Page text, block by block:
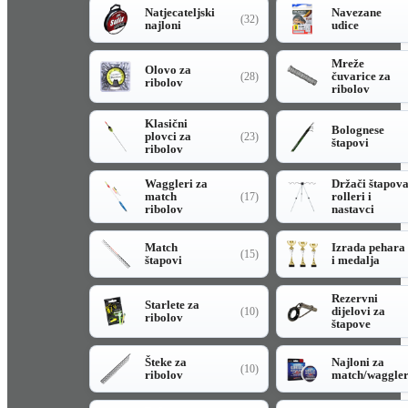
Natjecateljski
najloni
(32)
Navezane
udice
Olovo za
ribolov
(28)
Mreže
čuvarice za
ribolov
Klasični
plovci za
ribolov
(23)
Bolognese
štapovi
Waggleri za
match
ribolov
(17)
Držači štapova
rolleri i
nastavci
Match
štapovi
(15)
Izrada pehara
i medalja
Starlete za
ribolov
(10)
Rezervni
dijelovi za
štapove
Šteke za
ribolov
(10)
Najloni za
match/waggler